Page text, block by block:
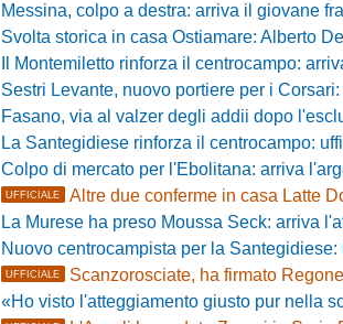
Messina, colpo a destra: arriva il giovane
Svolta storica in casa Ostiamare: Alberto De Rossi è il
Il Montemiletto rinforza il centrocampo:
Sestri Levante, nuovo portiere per i Corsari: arriva
Fasano, via al valzer degli addii dopo l'esclusione dalla Serie D:
La Santegidiese rinforza il centrocampo: ufficiale
Colpo di mercato per l'Ebolitana: arriva l'argentino
UFFICIALE Altre due conferme in casa Latte
La Murese ha preso Moussa Seck: arriva
Nuovo centrocampista per la Santegidiese:
UFFICIALE Scanzorosciate, ha firmato
«Ho visto l'atteggiamento giusto pur nella sconfitta»: Birindelli promuove il